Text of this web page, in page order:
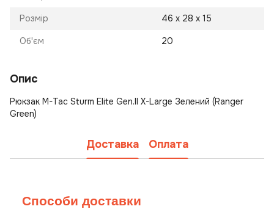
Розмір 46 х 28 х 15
Об'єм 20
Опис
Рюкзак M-Tac Sturm Elite Gen.II X-Large Зелений (Ranger
Green)
Доставка Оплата
Способи доставки